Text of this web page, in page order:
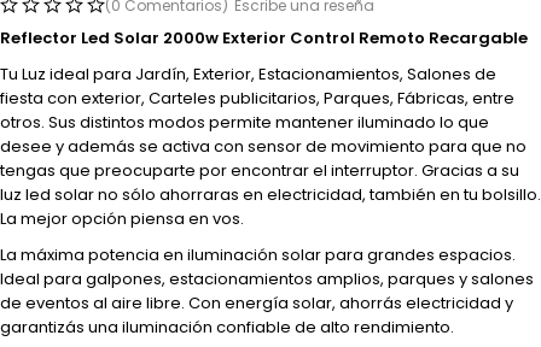
(0 Comentarios) Escribe una reseña
Reflector Led Solar 2000w Exterior Control Remoto Recargable
Tu Luz ideal para Jardín, Exterior, Estacionamientos, Salones de
fiesta con exterior, Carteles publicitarios, Parques, Fábricas, entre
otros. Sus distintos modos permite mantener iluminado lo que
desee y además se activa con sensor de movimiento para que no
tengas que preocuparte por encontrar el interruptor. Gracias a su
luz led solar no sólo ahorraras en electricidad, también en tu bolsillo.
La mejor opción piensa en vos.
La máxima potencia en iluminación solar para grandes espacios.
Ideal para galpones, estacionamientos amplios, parques y salones
de eventos al aire libre. Con energía solar, ahorrás electricidad y
garantizás una iluminación confiable de alto rendimiento.